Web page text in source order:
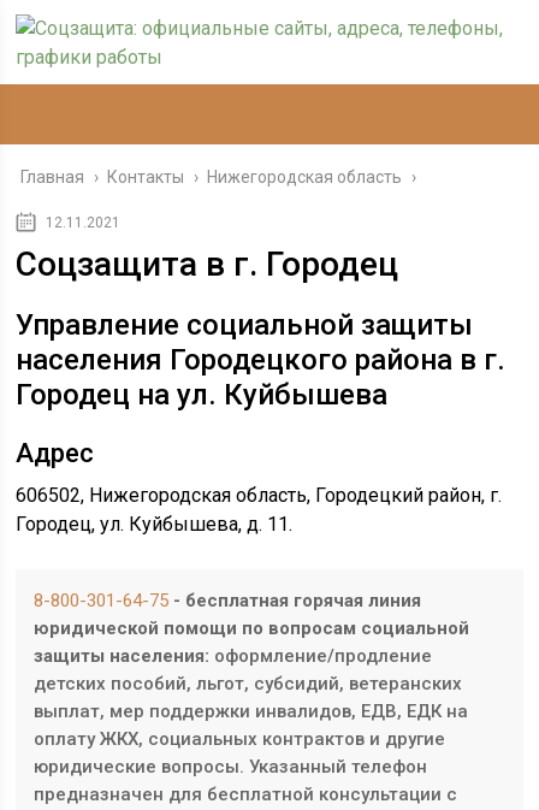
Главная › Контакты › Нижегородская область ›
12.11.2021
Соцзащита в г. Городец
Управление социальной защиты
населения Городецкого района в г.
Городец на ул. Куйбышева
Адрес
606502, Нижегородская область, Городецкий район, г.
Городец, ул. Куйбышева, д. 11.
8-800-301-64-75 - бесплатная горячая линия
юридической помощи по вопросам социальной
защиты населения: оформление/продление
детских пособий, льгот, субсидий, ветеранских
выплат, мер поддержки инвалидов, ЕДВ, ЕДК на
оплату ЖКХ, социальных контрактов и другие
юридические вопросы. Указанный телефон
предназначен для бесплатной консультации с